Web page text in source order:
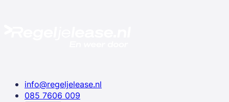
info@regeljelease.nl
085 7606 009